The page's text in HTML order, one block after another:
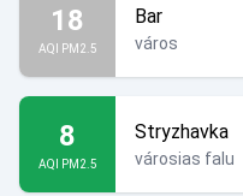
18
AQI PM2.5
Bar
város
8
AQI PM2.5
Stryzhavka
városias falu